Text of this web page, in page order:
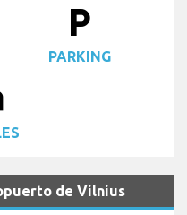
local_parking
PARKING
de Vilnius